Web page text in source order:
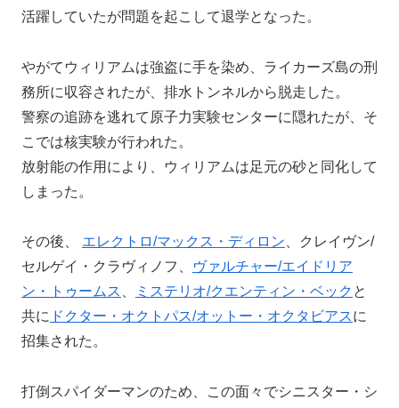
活躍していたが問題を起こして退学となった。
やがてウィリアムは強盗に手を染め、ライカーズ島の刑
務所に収容されたが、排水トンネルから脱走した。
警察の追跡を逃れて原子力実験センターに隠れたが、そ
こでは核実験が行われた。
放射能の作用により、ウィリアムは足元の砂と同化して
しまった。
その後、 エレクトロ/マックス・ディロン 、クレイヴン/
セルゲイ・クラヴィノフ、
ヴァルチャー/エイドリア
ン・トゥームス
ミステリオ/クエンティン・ベック と
共に ドクター・オクトパス/オットー・オクタビアスに
招集された。
打倒スパイダーマンのため、この面々でシニスター・シ